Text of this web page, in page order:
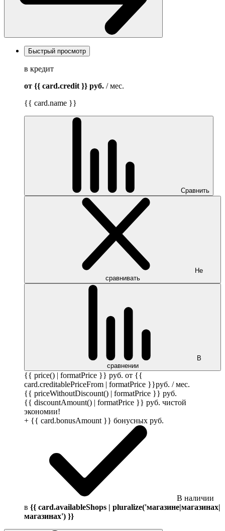
Быстрый просмотр
в кредит
от {{ card.credit }} руб. / мес.
{{ card.name }}
Сравнить
Не
сравнивать
В
сравнении
{{ price() | formatPrice }} руб. от {{
card.creditablePriceFrom | formatPrice }}руб. / мес.
{{ priceWithoutDiscount() | formatPrice }} руб.
{{ discountAmount() | formatPrice }} руб. чистой
экономии!
+ {{ card.bonusAmount }} бонусных руб.
В наличии
в {{ card.availableShops | pluralize('магазине|магазинах|
магазинах') }}